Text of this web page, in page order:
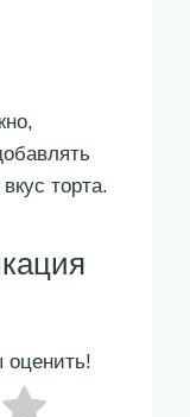
торта.
оценить!